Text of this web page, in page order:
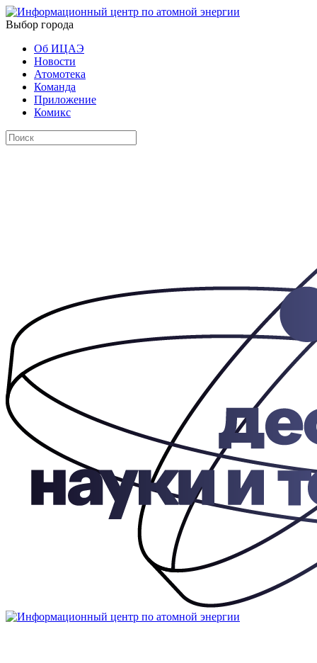
Выбор города
Об ИЦАЭ
Новости
Атомотека
Команда
Приложение
Комикс